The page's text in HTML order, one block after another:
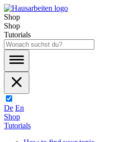
Shop
Shop
Tutorials
De En
Shop
Tutorials